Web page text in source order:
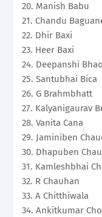
20. Manish Babu
21. Chandu
22. Dhir Baxi
23. Heer Baxi
24. Deepanshi
25. Santubhai Bica
26. G Brahmbhatt
27. Kalyanigaurav
28. Vanita Cana
29. Jaminiben
30. Dhapuben
31. Kamleshbhai
32. R Chauhan
33. A Chitthiwala
34. Ankitkumar